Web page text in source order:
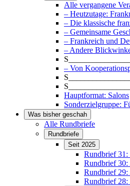
Alle vergangene
– Heutzutage:
– Die klassische
– Gemeinsame
– Frankreich und
– Andere
– Von
Hauptformat: Salons
Sonderzielgruppe:
Was bisher geschah
Alle Rundbriefe
Rundbriefe
Seit 2025
Rundbrief
Rundbrief 30:
Rundbrief 29:
Rundbrief 28: